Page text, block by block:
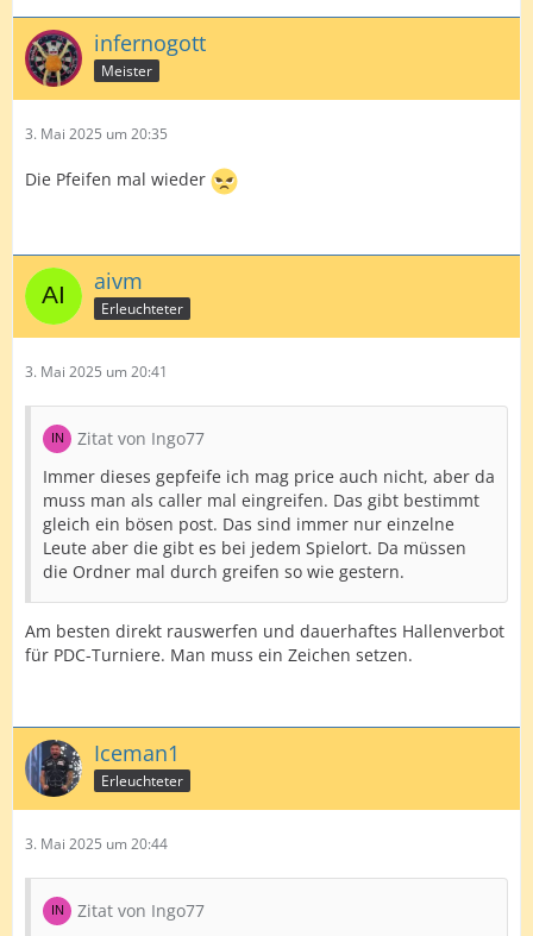
infernogott
Meister
3. Mai 2025 um 20:35
Die Pfeifen mal wieder
aivm
Erleuchteter
3. Mai 2025 um 20:41
Zitat von Ingo77
Immer dieses gepfeife ich mag price auch nicht, aber da
muss man als caller mal eingreifen. Das gibt bestimmt
gleich ein bösen post. Das sind immer nur einzelne
Leute aber die gibt es bei jedem Spielort. Da müssen
die Ordner mal durch greifen so wie gestern.
Am besten direkt rauswerfen und dauerhaftes Hallenverbot
für PDC-Turniere. Man muss ein Zeichen setzen.
Iceman1
Erleuchteter
3. Mai 2025 um 20:44
Zitat von Ingo77